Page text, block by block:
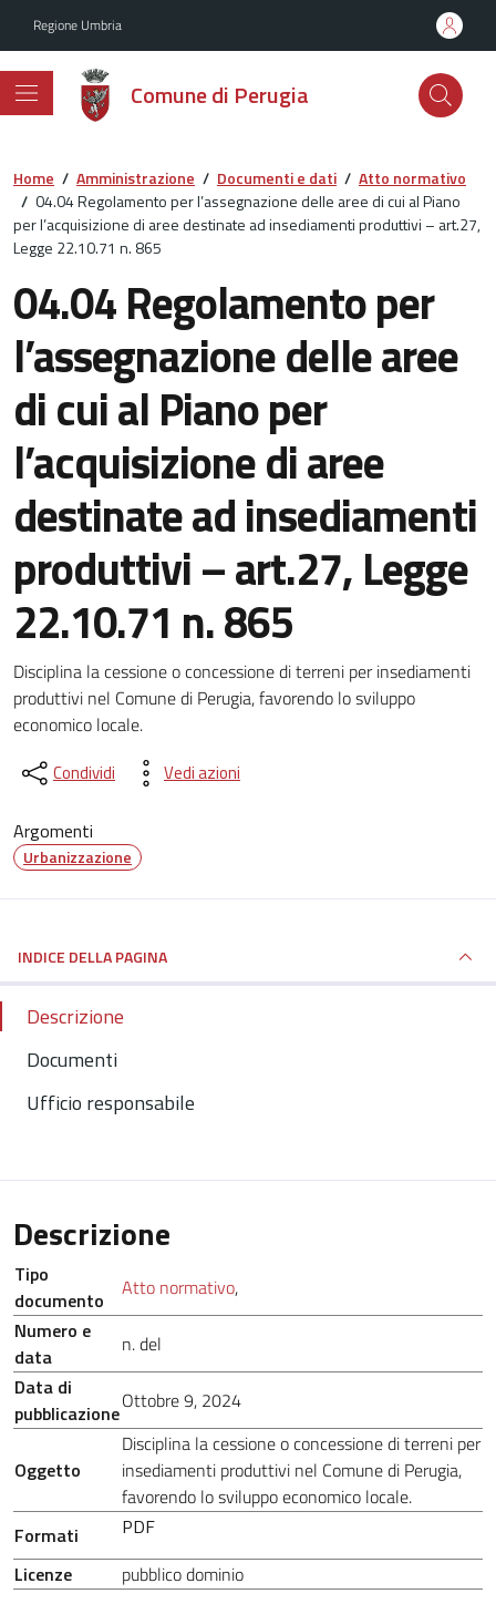
Regione Umbria
Comune di Perugia
Home / Amministrazione / Documenti e dati / Atto normativo
/ 04.04 Regolamento per l’assegnazione delle aree di cui al Piano
per l’acquisizione di aree destinate ad insediamenti produttivi – art.27,
Legge 22.10.71 n. 865
04.04 Regolamento per
l’assegnazione delle aree
di cui al Piano per
l’acquisizione di aree
destinate ad insediamenti
produttivi – art.27, Legge
22.10.71 n. 865
Dettagli del documento
Disciplina la cessione o concessione di terreni per insediamenti
produttivi nel Comune di Perugia, favorendo lo sviluppo
economico locale.
Condividi Vedi azioni
Argomenti
Urbanizzazione
INDICE DELLA PAGINA
Descrizione
Documenti
Ufficio responsabile
Descrizione
Tipo
documento
Atto normativo,
Numero e
data
n. del
Data di
pubblicazioneOttobre 9, 2024
Oggetto
Disciplina la cessione o concessione di terreni per
insediamenti produttivi nel Comune di Perugia,
favorendo lo sviluppo economico locale.
Formati
PDF
Licenze
pubblico dominio